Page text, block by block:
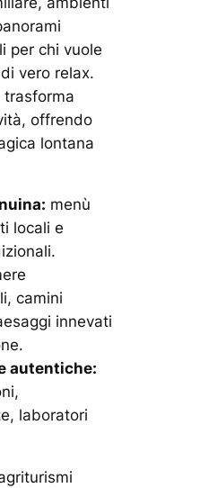
per chi vuole
vero relax.
trasforma
offrendo
lontana
menù
locali e
camini
innevati
autentiche:
laboratori